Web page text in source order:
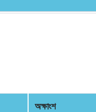
অক্ষাংশ